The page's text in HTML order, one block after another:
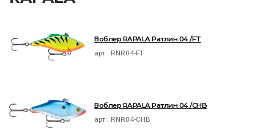
Воблер RAPALA Ратлин 04 /FT
арт.: RNR04-FT
Воблер RAPALA Ратлин 04 /CHB
арт.: RNR04-CHB